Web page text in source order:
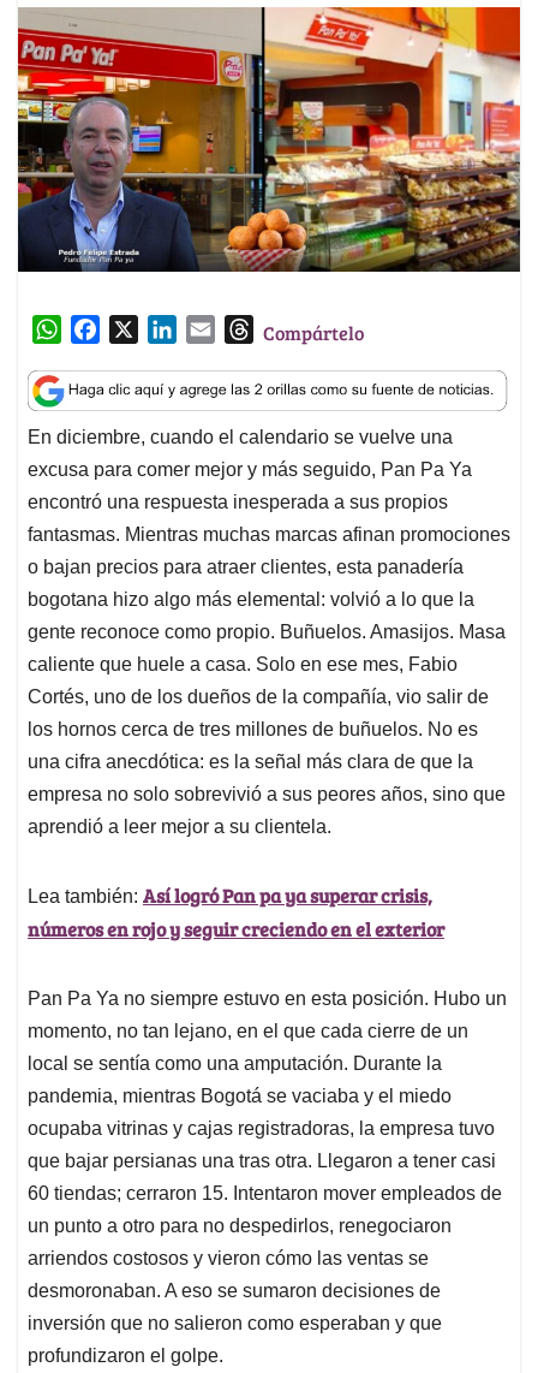
W
a
t
s
A
p
p
c
e
b
o
o
k
n
k
e
d
I
n
a
i
l
T
r
e
a
d
s
Compártelo
En diciembre, cuando el calendario se vuelve una
excusa para comer mejor y más seguido, Pan Pa Ya
encontró una respuesta inesperada a sus propios
fantasmas. Mientras muchas marcas afinan promociones
o bajan precios para atraer clientes, esta panadería
bogotana hizo algo más elemental: volvió a lo que la
gente reconoce como propio. Buñuelos. Amasijos. Masa
caliente que huele a casa. Solo en ese mes, Fabio
Cortés, uno de los dueños de la compañía, vio salir de
los hornos cerca de tres millones de buñuelos. No es
una cifra anecdótica: es la señal más clara de que la
empresa no solo sobrevivió a sus peores años, sino que
aprendió a leer mejor a su clientela.
Lea también: Así logró Pan pa ya superar crisis,
números en rojo y seguir creciendo en el exterior
Pan Pa Ya no siempre estuvo en esta posición. Hubo un
momento, no tan lejano, en el que cada cierre de un
local se sentía como una amputación. Durante la
pandemia, mientras Bogotá se vaciaba y el miedo
ocupaba vitrinas y cajas registradoras, la empresa tuvo
que bajar persianas una tras otra. Llegaron a tener casi
60 tiendas; cerraron 15. Intentaron mover empleados de
un punto a otro para no despedirlos, renegociaron
arriendos costosos y vieron cómo las ventas se
desmoronaban. A eso se sumaron decisiones de
inversión que no salieron como esperaban y que
profundizaron el golpe.